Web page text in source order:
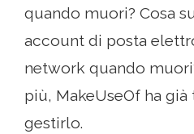
quando muori? Cosa
account di posta
network quando
più, MakeUseOf ha
gestirlo.